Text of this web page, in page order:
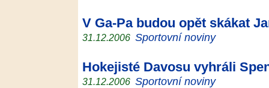
V Ga-Pa budou opět skákat
31.12.2006 Sportovní noviny
Hokejisté Davosu vyhráli
31.12.2006 Sportovní noviny